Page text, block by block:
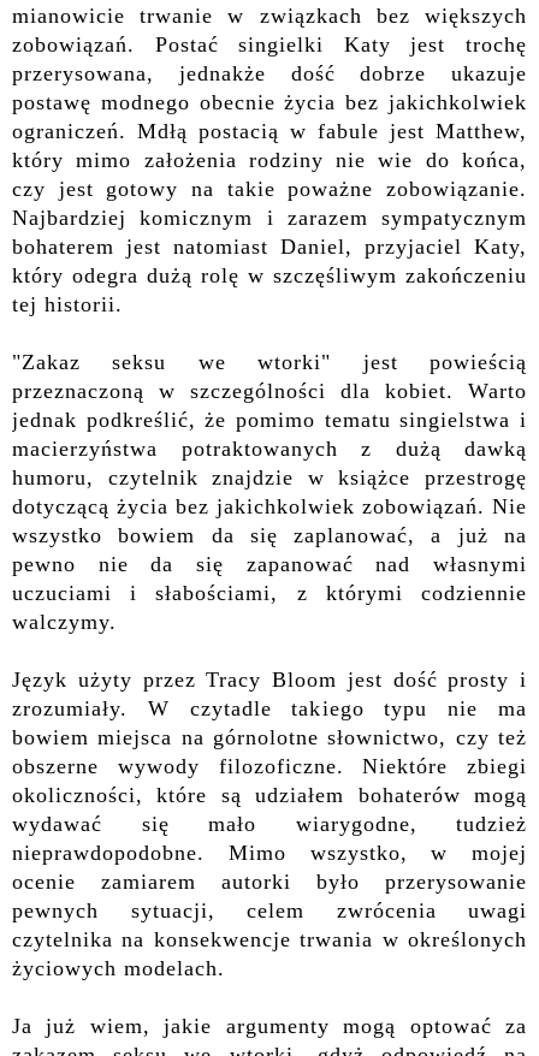
mianowicie trwanie w związkach bez większych
zobowiązań. Postać singielki Katy jest trochę
przerysowana, jednakże dość dobrze ukazuje
postawę modnego obecnie życia bez jakichkolwiek
ograniczeń. Mdłą postacią w fabule jest Matthew,
który mimo założenia rodziny nie wie do końca,
czy jest gotowy na takie poważne zobowiązanie.
Najbardziej komicznym i zarazem sympatycznym
bohaterem jest natomiast Daniel, przyjaciel Katy,
który odegra dużą rolę w szczęśliwym zakończeniu
tej historii.
"Zakaz seksu we wtorki" jest powieścią
przeznaczoną w szczególności dla kobiet. Warto
jednak podkreślić, że pomimo tematu singielstwa i
macierzyństwa potraktowanych z dużą dawką
humoru, czytelnik znajdzie w książce przestrogę
dotyczącą życia bez jakichkolwiek zobowiązań. Nie
wszystko bowiem da się zaplanować, a już na
pewno nie da się zapanować nad własnymi
uczuciami i słabościami, z którymi codziennie
walczymy.
Język użyty przez Tracy Bloom jest dość prosty i
zrozumiały. W czytadle takiego typu nie ma
bowiem miejsca na górnolotne słownictwo, czy też
obszerne wywody filozoficzne. Niektóre zbiegi
okoliczności, które są udziałem bohaterów mogą
wydawać się mało wiarygodne, tudzież
nieprawdopodobne. Mimo wszystko, w mojej
ocenie zamiarem autorki było przerysowanie
pewnych sytuacji, celem zwrócenia uwagi
czytelnika na konsekwencje trwania w określonych
życiowych modelach.
Ja już wiem, jakie argumenty mogą optować za